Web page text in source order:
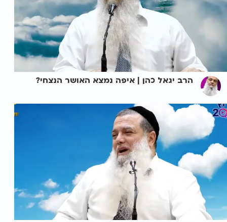
הרב יגאל כהן | איפה נמצא האושר הנצחי?